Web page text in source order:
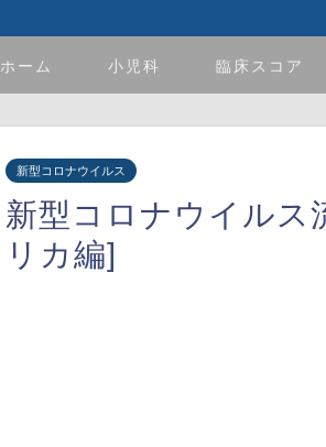
ホーム 小児科 臨床スコア
新型コロナウイルス
新型コロナウイルス
リカ編]